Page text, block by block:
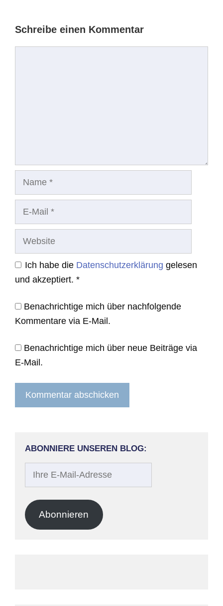
Schreibe einen Kommentar
Ich habe die Datenschutzerklärung gelesen
und akzeptiert. *
Benachrichtige mich über nachfolgende
Kommentare via E-Mail.
Benachrichtige mich über neue Beiträge via
E-Mail.
ABONNIERE UNSEREN BLOG:
Adresse
Abonnieren